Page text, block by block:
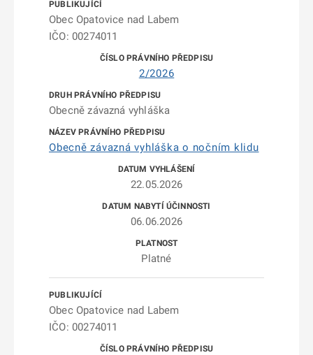
Obec Opatovice nad Labem
IČO: 00274011
2/2026
Obecně závazná vyhláška
Obecně závazná vyhláška o nočním klidu
22.05.2026
06.06.2026
Platné
Obec Opatovice nad Labem
IČO: 00274011